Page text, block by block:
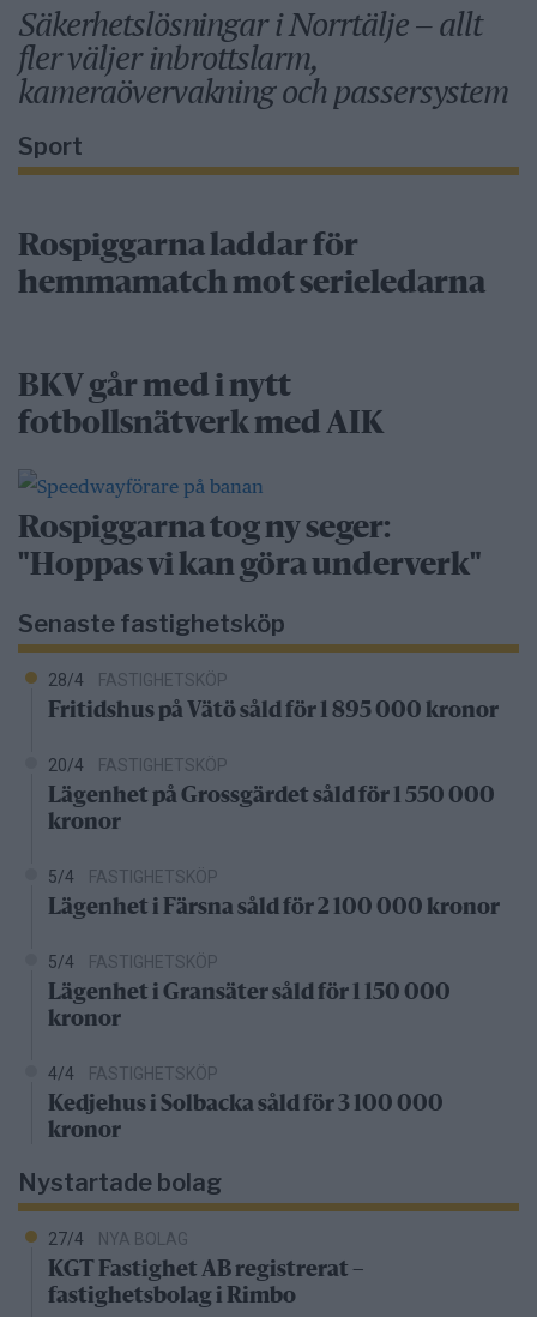
Säkerhetslösningar i Norrtälje – allt
fler väljer inbrottslarm,
kameraövervakning och passersystem
Sport
Rospiggarna laddar för
hemmamatch mot serieledarna
BKV går med i nytt
fotbollsnätverk med AIK
Rospiggarna tog ny seger:
"Hoppas vi kan göra underverk"
Senaste fastighetsköp
28/4 FASTIGHETSKÖP
Fritidshus på Vätö såld för 1 895 000 kronor
20/4 FASTIGHETSKÖP
Lägenhet på Grossgärdet såld för 1 550 000
kronor
5/4 FASTIGHETSKÖP
Lägenhet i Färsna såld för 2 100 000 kronor
5/4 FASTIGHETSKÖP
Lägenhet i Gransäter såld för 1 150 000
kronor
4/4 FASTIGHETSKÖP
Kedjehus i Solbacka såld för 3 100 000
kronor
Nystartade bolag
27/4 NYA BOLAG
KGT Fastighet AB registrerat –
fastighetsbolag i Rimbo